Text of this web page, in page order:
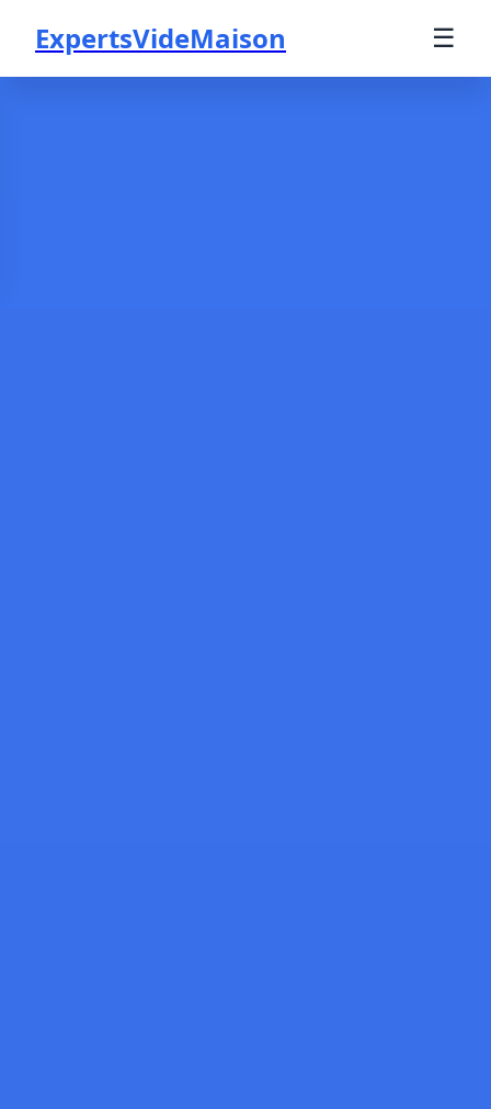
ExpertsVideMaison ☰